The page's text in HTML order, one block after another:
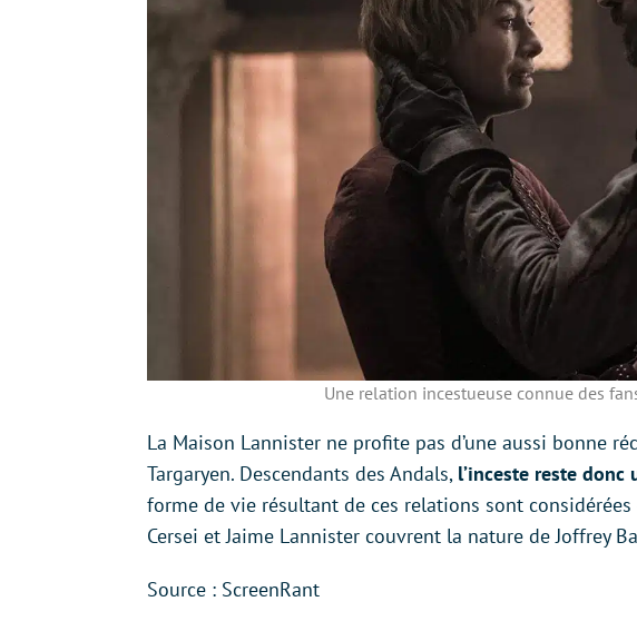
Une relation incestueuse connue des
La Maison Lannister ne profite pas d’une aussi bonne
Targaryen. Descendants des Andals, l’inceste reste donc
forme de vie résultant de ces relations sont
Cersei et Jaime Lannister couvrent la nature de Joffrey
Source : ScreenRant